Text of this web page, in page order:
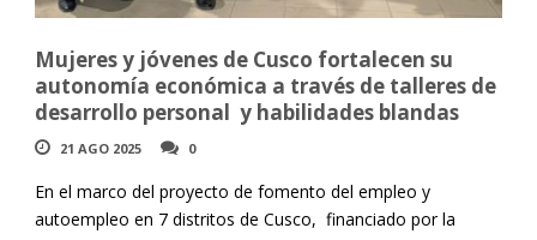
Mujeres y jóvenes de Cusco fortalecen su
autonomía económica a través de talleres de
desarrollo personal y habilidades blandas
21 AGO 2025 0
En el marco del proyecto de fomento del empleo y
autoempleo en 7 distritos de Cusco, financiado por la